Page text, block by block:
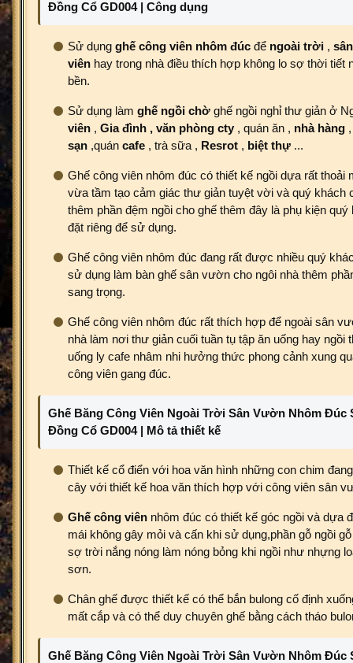
Đồng Cổ GD004 | Công dụng
Sử dụng ghế công viên nhôm đúc để ngoài trời ,
viên hay trong nhà điều thích hợp không lo sợ thời tiết
bền.
Sử dụng làm ghế ngồi chờ ghế ngồi nghỉ thư giản ở
viên , Gia đình , văn phòng cty , quán ăn , nhà hàng
sạn ,quán cafe , trà sữa , Resrot , biệt thự ...
Ghế công viên nhôm đúc có thiết kế ngồi dựa rất thoải
vừa tầm tạo cảm giác thư giản tuyệt vời và quý khách
thêm phần đệm ngồi cho ghế thêm đây là phụ kiện quý
đặt riêng để sử dụng.
Ghế công viên nhôm đúc đang rất được nhiều quý
sử dụng làm bàn ghế sân vườn cho ngôi nhà thêm
sang trọng.
Ghế công viên nhôm đúc rất thích hợp để ngoài sân
nhà làm nơi thư giản cuối tuần tụ tập ăn uống hay ngồi
uống ly cafe nhâm nhi hưởng thức phong cảnh xung
công viên gang đúc.
Ghế Băng Công Viên Ngoài Trời Sân Vườn Nhôm Đúc
Đồng Cổ GD004 | Mô tả thiết kế
Thiết kế cổ điển với hoa văn hình những con chim
cây với thiết kế hoa văn thích hợp với công viên sân
Ghế công viên nhôm đúc có thiết kế góc ngồi và dựa
mái không gây mỏi và cấn khi sử dụng,phần gỗ ngồi
sợ trời nắng nóng làm nóng bỏng khi ngồi như nhựng
sơn.
Chân ghế được thiết kế có thể bắn bulong cố định
mất cắp và có thể duy chuyên ghế bằng cách tháo
Ghế Băng Công Viên Ngoài Trời Sân Vườn Nhôm Đúc